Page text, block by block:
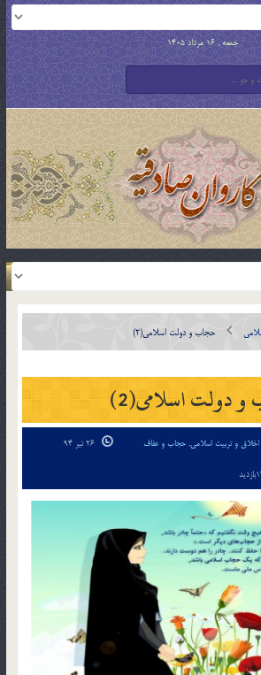
جمعه , 16 مرداد 1405
حجاب و دولت اسلامی(2)
دولت اسلامی(2)
اخلاق و تربیت اسلامی, حجاب و عفاف